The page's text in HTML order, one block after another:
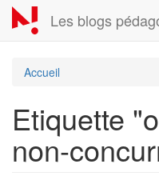
Aller
au
contenu
Les blogs
Accueil
Etiquette
non-